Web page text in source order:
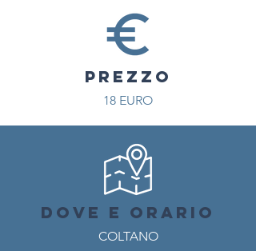
PREZZO
18 EURO
DOVE E ORARIO
COLTANO